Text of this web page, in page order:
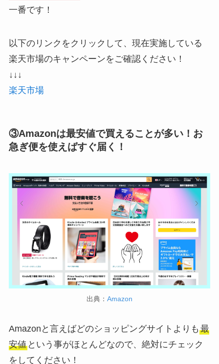
一番です！
以下のリンクをクリックして、現在実施している
楽天市場のキャンペーンをご確認ください！
↓↓↓
楽天市場
③Amazonは最安値で買えることが多い！お
急ぎ便を使えばすぐ届く！
出典： Amazon
Amazonと言えばどのショッピングサイトよりも 最
安値という事がほとんどなので、絶対にチェック
をしてください！